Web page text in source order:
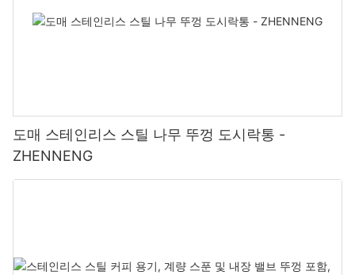
도매 스테인리스 스틸 나무 뚜껑 도시락통 -
ZHENNENG